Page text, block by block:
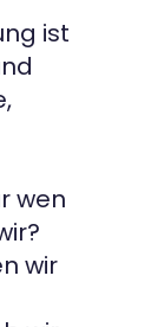
ist
wen
wir